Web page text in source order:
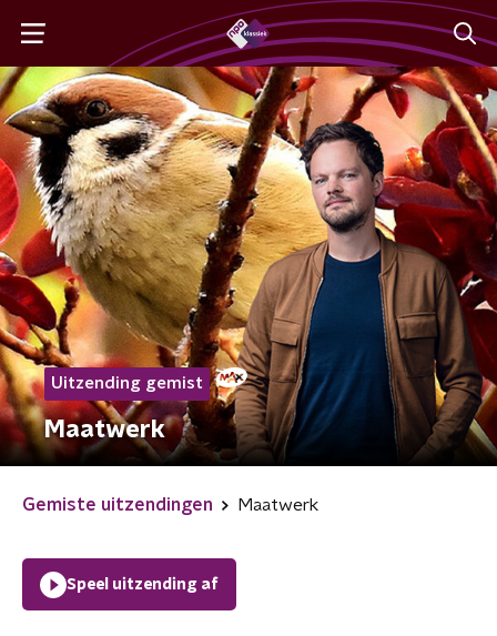
Uitzending gemist
Maatwerk
Gemiste uitzendingen Maatwerk
Speel uitzending af